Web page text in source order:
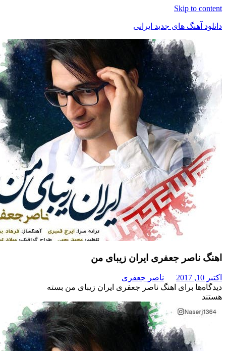
Skip
های جدید ایرانی
جعفری ایران زیبای من
ناصر جعفری
برای اهنگ ناصر جعفری ایران زیبای من بسته